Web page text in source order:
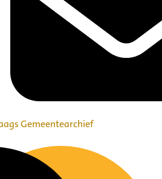
Gemeentearchief